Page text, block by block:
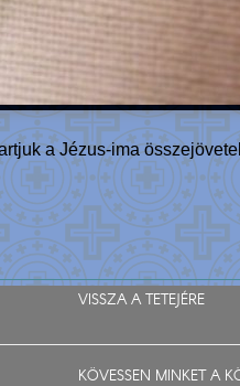
a Jézus-ima
VISSZA A TETEJÉRE
KÖVESSEN MINKET A